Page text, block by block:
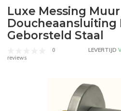
Luxe Messing Muur
Doucheaansluiting
Geborsteld Staal
0
reviews
LEVERTIJD